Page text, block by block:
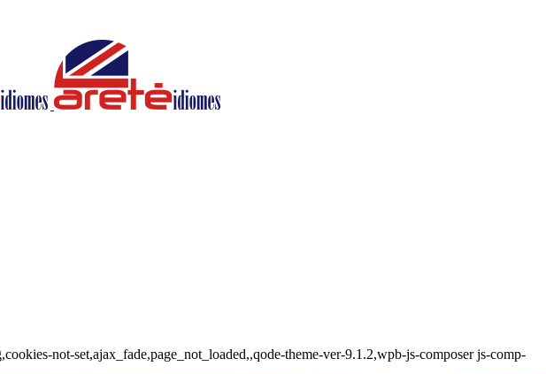
not-set,ajax_fade,page_not_loaded,,qode-theme-ver-9.1.2,wpb-js-composer js-comp-